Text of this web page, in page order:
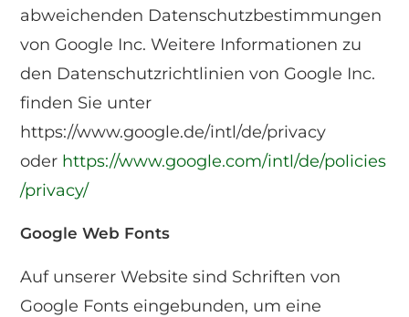
abweichenden Datenschutzbestimmungen
von Google Inc. Weitere Informationen zu
den Datenschutzrichtlinien von Google Inc.
finden Sie unter
https://www.google.de/intl/de/privacy
oder https://www.google.com/intl/de/policies
/privacy/
Google Web Fonts
Auf unserer Website sind Schriften von
Google Fonts eingebunden, um eine